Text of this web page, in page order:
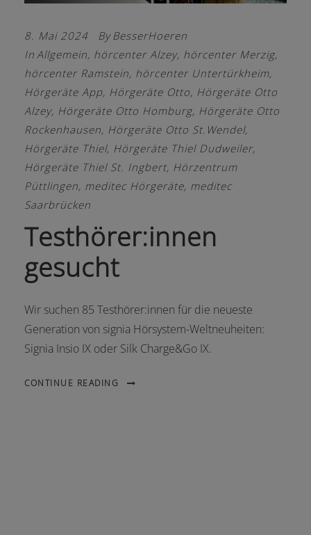
8. Mai 2024 By BesserHoeren
In Allgemein, hörcenter Alzey, hörcenter Merzig,
hörcenter Ramstein, hörcenter Untertürkheim,
Hörgeräte App, Hörgeräte Otto, Hörgeräte Otto
Alzey, Hörgeräte Otto Homburg, Hörgeräte Otto
Rockenhausen, Hörgeräte Otto St.Wendel,
Hörgeräte Thiel, Hörgeräte Thiel Dudweiler,
Hörgeräte Thiel St. Ingbert, Hörzentrum
Püttlingen, meditec Hörgeräte, meditec
Saarbrücken
Testhörer:innen
gesucht
Wir suchen 85 Testhörer:innen für die neueste
Generation von signia Hörsystem-Weltneuheiten:
Signia Insio IX oder Silk Charge&Go IX.
CONTINUE READING